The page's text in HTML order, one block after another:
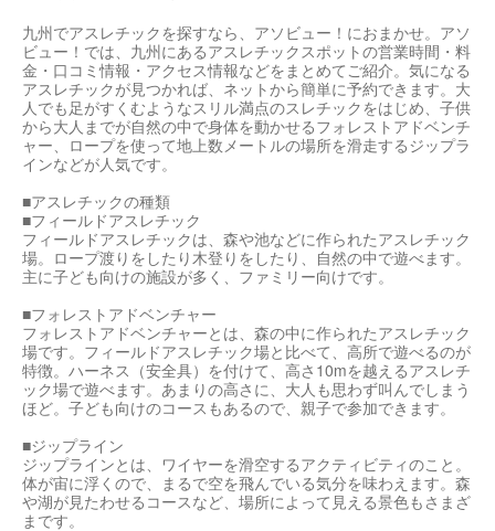
九州でアスレチックを探すなら、アソビュー！におまかせ。アソ
ビュー！では、九州にあるアスレチックスポットの営業時間・料
金・口コミ情報・アクセス情報などをまとめてご紹介。気になる
アスレチックが見つかれば、ネットから簡単に予約できます。大
人でも足がすくむようなスリル満点のスレチックをはじめ、子供
から大人までが自然の中で身体を動かせるフォレストアドベンチ
ャー、ロープを使って地上数メートルの場所を滑走するジップラ
インなどが人気です。
■アスレチックの種類
■フィールドアスレチック
フィールドアスレチックは、森や池などに作られたアスレチック
場。ロープ渡りをしたり木登りをしたり、自然の中で遊べます。
主に子ども向けの施設が多く、ファミリー向けです。
■フォレストアドベンチャー
フォレストアドベンチャーとは、森の中に作られたアスレチック
場です。フィールドアスレチック場と比べて、高所で遊べるのが
特徴。ハーネス（安全具）を付けて、高さ10mを越えるアスレチ
ック場で遊べます。あまりの高さに、大人も思わず叫んでしまう
ほど。子ども向けのコースもあるので、親子で参加できます。
■ジップライン
ジップラインとは、ワイヤーを滑空するアクティビティのこと。
体が宙に浮くので、まるで空を飛んでいる気分を味わえます。森
や湖が見たわせるコースなど、場所によって見える景色もさまざ
まです。